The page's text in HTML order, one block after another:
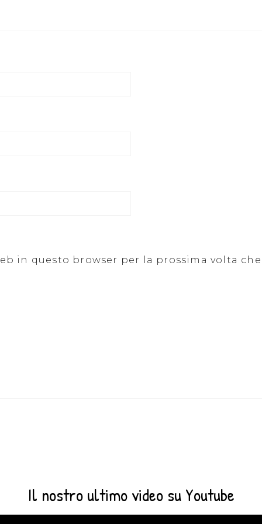
in questo browser per la prossima volta
Il nostro ultimo video su Youtube